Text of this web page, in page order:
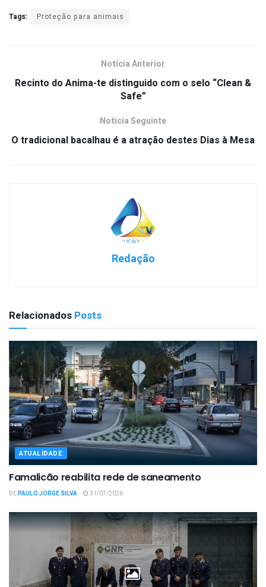
Tags: Proteção para animais
Notícia Anterior
Recinto do Anima-te distinguido com o selo “Clean &
Safe”
Notícia Seguinte
O tradicional bacalhau é a atração destes Dias à Mesa
Redação
Relacionados Posts
ATUALIDADE
Famalicão reabilita rede de saneamento
DEPAULO JORGE SILVA 31/07/2026